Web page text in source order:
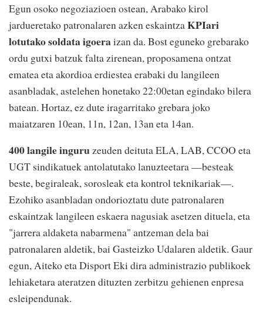
Egun osoko negoziazioen ostean, Arabako kirol
jardueretako patronalaren azken eskaintzaKPIari
lotutako soldata igoeraizan da. Bost eguneko grebarako
ordu gutxi batzuk falta zirenean, proposamena ontzat
ematea eta akordioa erdiestea erabaki du langileen
asanbladak, astelehen honetako 22:00etan egindako bilera
batean. Hortaz, ez dute iragarritako grebara joko
maiatzaren 10ean, 11n, 12an, 13an eta 14an.
400 langile inguruzeuden deituta ELA, LAB, CCOO eta
UGT sindikatuek antolatutako lanuzteetara —besteak
beste, begiraleak, sorosleak eta kontrol teknikariak—.
Ezohiko asanbladan ondorioztatu dute patronalaren
eskaintzak langileen eskaera nagusiak asetzen dituela, eta
"jarrera aldaketa nabarmena" antzeman dela bai
patronalaren aldetik, bai Gasteizko Udalaren aldetik. Gaur
egun, Aiteko eta Disport Eki dira administrazio publikoek
lehiaketara ateratzen dituzten zerbitzu gehienen enpresa
esleipendunak.